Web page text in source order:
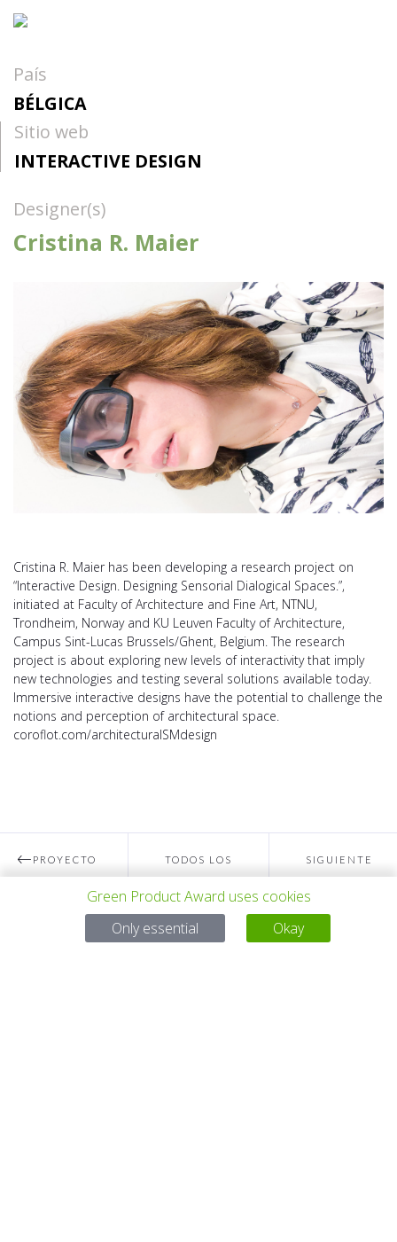
País
BÉLGICA
Sitio web
INTERACTIVE DESIGN
Designer(s)
Cristina R. Maier
Cristina R. Maier has been developing a research project on
“Interactive Design. Designing Sensorial Dialogical Spaces.”,
initiated at Faculty of Architecture and Fine Art, NTNU,
Trondheim, Norway and KU Leuven Faculty of Architecture,
Campus Sint-Lucas Brussels/Ghent, Belgium. The research
project is about exploring new levels of interactivity that imply
new technologies and testing several solutions available today.
Immersive interactive designs have the potential to challenge the
notions and perception of architectural space.
coroflot.com/architecturalSMdesign
PROYECTO
ANTERIOR
TODOS LOS
PROYECTOS
SIGUIENTE
PROYECTO
Para preguntas:
Green Product Award uses cookies
Only essential
Okay